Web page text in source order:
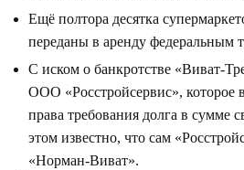
Ещё полтора десятка
переданы в аренду федеральным
С иском о банкротстве «Виват-
ООО «Росстройсервис», которое
права требования долга в сумме
этом известно, что сам
«Норман-Виват».